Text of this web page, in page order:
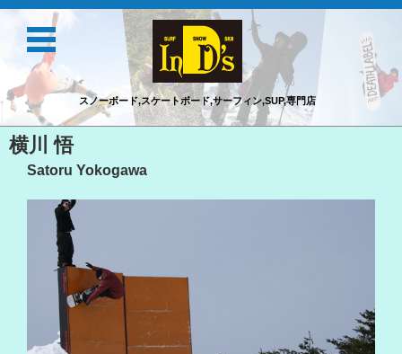
スノーボード,スケートボード,サーフィン,SUP,専門店
コンテンツに移動
横川 悟
Satoru Yokogawa